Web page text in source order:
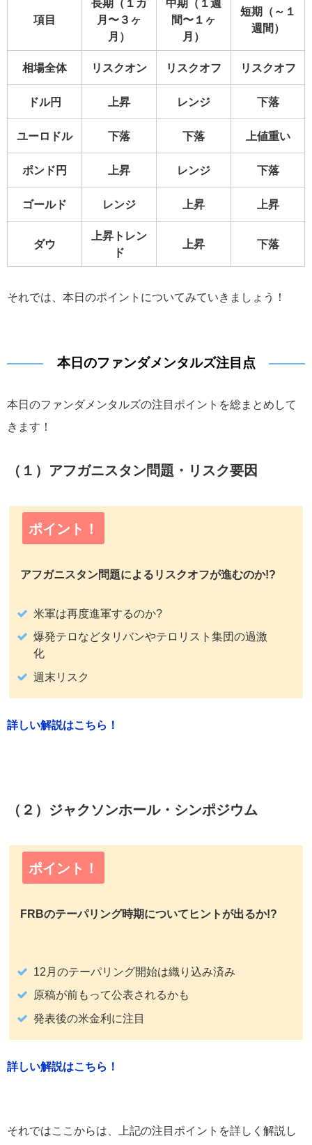
項目
長期（１カ
月〜３ヶ
月）
中期（１週
間〜１ヶ
月）
短期（～１
週間）
相場全体 リスクオン リスクオフ リスクオフ
ドル円 上昇 レンジ 下落
ユーロドル 下落 下落 上値重い
ポンド円 上昇 レンジ 下落
ゴールド レンジ 上昇 上昇
ダウ
上昇トレン
ド
上昇 下落
それでは、本日のポイントについてみていきましょう！
本日のファンダメンタルズ注目点
本日のファンダメンタルズの注目ポイントを総まとめして
きます！
（１）アフガニスタン問題・リスク要因
ポイント！
アフガニスタン問題によるリスクオフが進むのか!?
米軍は再度進軍するのか?
爆発テロなどタリバンやテロリスト集団の過激
化
週末リスク
詳しい解説はこちら！
（２）ジャクソンホール・シンポジウム
ポイント！
FRBのテーパリング時期についてヒントが出るか!?
12月のテーパリング開始は織り込み済み
原稿が前もって公表されるかも
発表後の米金利に注目
詳しい解説はこちら！
それではここからは、上記の注目ポイントを詳しく解説し